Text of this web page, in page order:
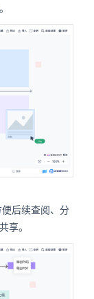
后续查阅、分
享。